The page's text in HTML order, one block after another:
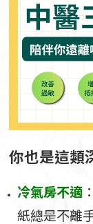
你也是這類
冷氣房不適
紙總是不離